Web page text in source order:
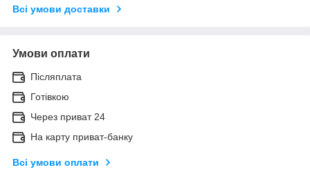
Всі умови доставки
Умови оплати
Післяплата
Готівкою
Через приват 24
На карту приват-банку
Всі умови оплати